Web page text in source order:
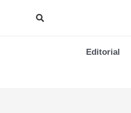
Buscar
Editorial